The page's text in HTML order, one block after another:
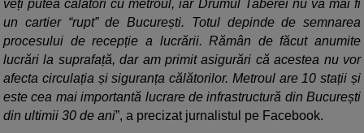
veți putea călători cu metroul, iar Drumul Taberei nu va mai fi
un cartier “rupt” de București. Totul depinde de semnarea
procesului de recepție a lucrării. Rămân de făcut anumite
lucrări la suprafață, dar am primit asigurări că acestea nu vor
afecta circulația și siguranța călătorilor. Metroul are 10 stații și
este cea mai importantă lucrare de infrastructură din București
din ultimii 30 de ani”, a precizat jurnalistul pe Facebook.